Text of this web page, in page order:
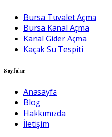
Bursa Tuvalet Açma
Bursa Kanal Açma
Kanal Gider Açma
Kaçak Su Tespiti
Sayfalar
Anasayfa
Blog
Hakkımızda
İletişim